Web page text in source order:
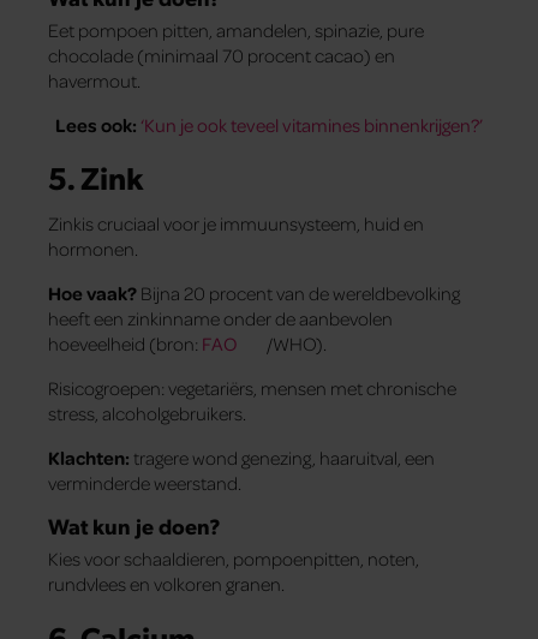
Eet pompoen­ pitten, amandelen, spinazie, pure
chocolade (minimaal 70 procent cacao) en
havermout.
Lees ook: ‘Kun je ook teveel vitamines binnenkrijgen?’
5. Zink
Zinkis cruciaal voor je immuunsysteem, huid en
hormonen.
Hoe vaak? Bijna 20 procent van de wereldbevolking
heeft een zinkinname onder de aanbevolen
hoeveelheid (bron: FAO
/WHO).
Risicogroepen: vegetariërs, mensen met chronische
stress, alcoholgebruikers.
Klachten: tragere wond genezing, haaruitval, een
verminderde weerstand.
Wat kun je doen?
Kies voor schaaldieren, pompoenpitten, noten,
rundvlees en volkoren granen.